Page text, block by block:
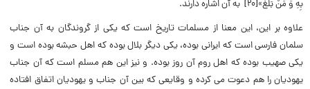
بِهِ وَ مَنْ بَلَغَ»[۲۰] به آن اشاره دارند.
علاوه بر این، این معنا از مسلمات تاریخ است که یکى از گروندگان به آن جناب
سلمان فارسى است که ایرانى بوده، یکى دیگر بلال بوده که اهل حبشه بوده است و
یکى صهیب بوده که اهل روم آن روز بوده. و نیز این هم مسلم است که آن جناب
یهودیان را هم دعوت مى کرده و وقایعى که بین آن جناب و یهودیان اتفاق افتاده